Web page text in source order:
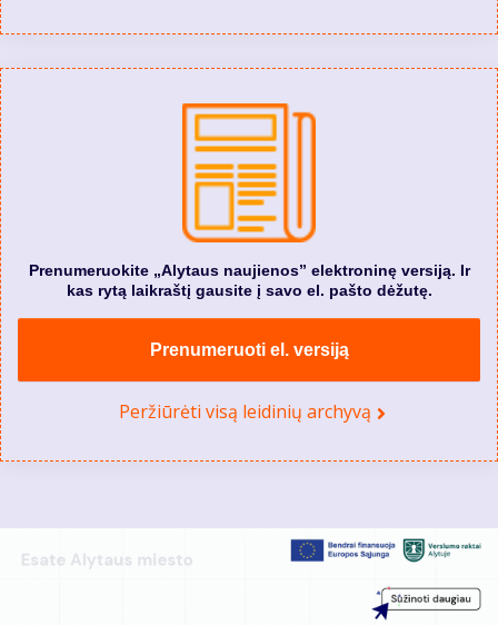
Prenumeruokite „Alytaus naujienos” elektroninę versiją. Ir
kas rytą laikraštį gausite į savo el. pašto dėžutę.
Prenumeruoti el. versiją
Peržiūrėti visą leidinių archyvą